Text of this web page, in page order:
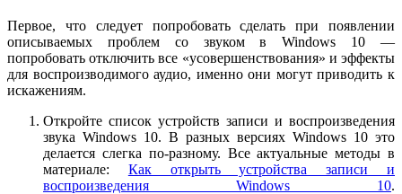
Первое, что следует попробовать сделать при появлении
описываемых проблем со звуком в Windows 10 —
попробовать отключить все «усовершенствования» и эффекты
для воспроизводимого аудио, именно они могут приводить к
искажениям.
Откройте список устройств записи и воспроизведения
звука Windows 10. В разных версиях Windows 10 это
делается слегка по-разному. Все актуальные методы в
материале: Как открыть устройства записи и
воспроизведения Windows 10.